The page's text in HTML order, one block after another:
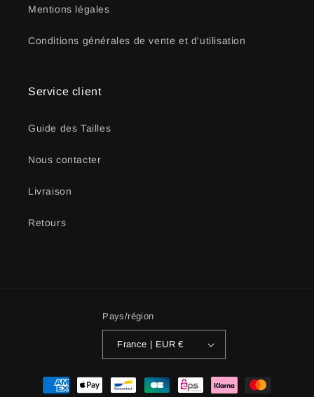
Mentions légales
Conditions générales de vente et d'utilisation
Service client
Guide des Tailles
Nous contacter
Livraison
Retours
Pays/région
France | EUR €
Moyens